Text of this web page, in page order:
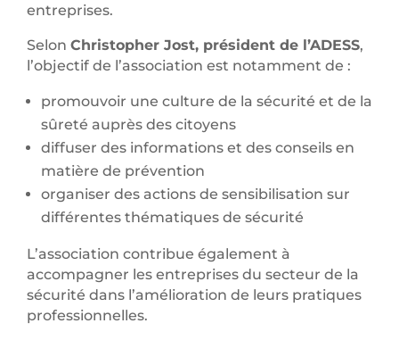
entreprises.
Selon Christopher Jost, président de l’ADESS,
l’objectif de l’association est notamment de :
promouvoir une culture de la sécurité et de la
sûreté auprès des citoyens
diffuser des informations et des conseils en
matière de prévention
organiser des actions de sensibilisation sur
différentes thématiques de sécurité
L’association contribue également à
accompagner les entreprises du secteur de la
sécurité dans l’amélioration de leurs pratiques
professionnelles.